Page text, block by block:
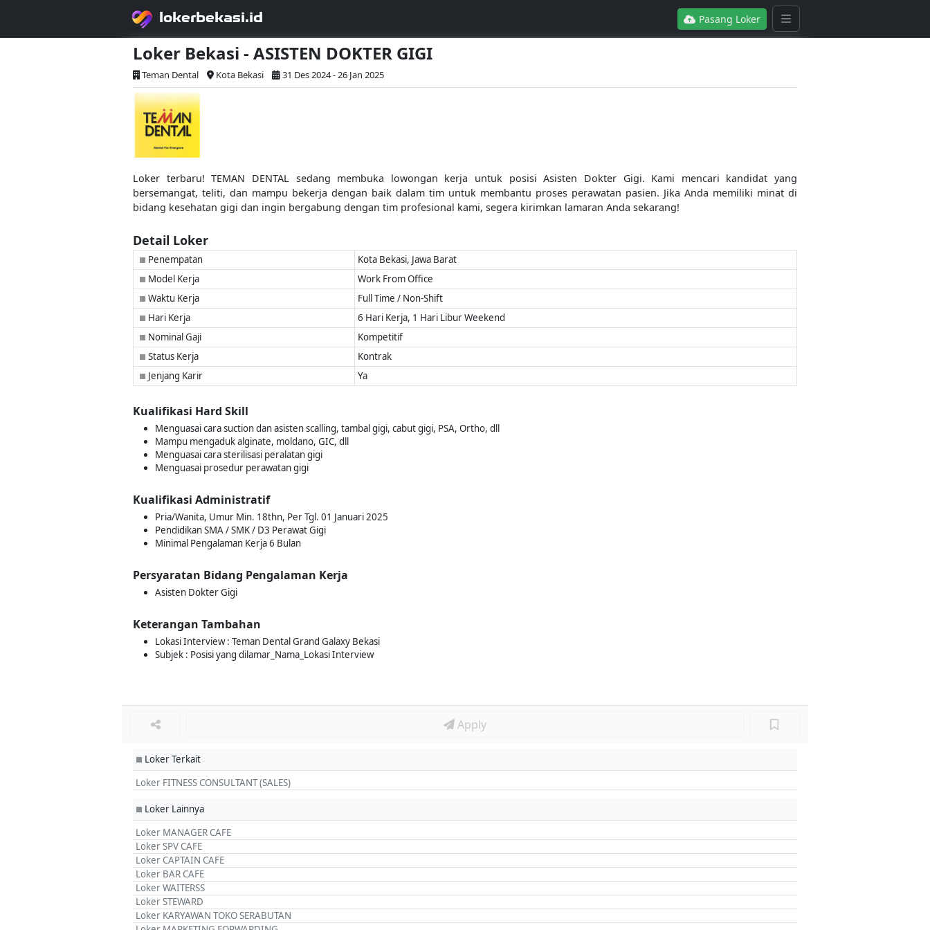
lokerbekasi.id Pasang Loker
Loker Bekasi - ASISTEN DOKTER GIGI
Teman Dental Kota Bekasi 31 Des 2024 - 26 Jan 2025
Loker terbaru! TEMAN DENTAL sedang membuka lowongan kerja untuk posisi Asisten Dokter Gigi. Kami mencari kandidat yang
bersemangat, teliti, dan mampu bekerja dengan baik dalam tim untuk membantu proses perawatan pasien. Jika Anda memiliki minat di
bidang kesehatan gigi dan ingin bergabung dengan tim profesional kami, segera kirimkan lamaran Anda sekarang!
Detail Loker
■ Penempatan Kota Bekasi, Jawa Barat
■ Model Kerja Work From Office
■ Waktu Kerja Full Time / Non-Shift
■ Hari Kerja 6 Hari Kerja, 1 Hari Libur Weekend
■ Nominal Gaji Kompetitif
■ Status Kerja Kontrak
■ Jenjang Karir Ya
Kualifikasi Hard Skill
Menguasai cara suction dan asisten scalling, tambal gigi, cabut gigi, PSA, Ortho, dll
Mampu mengaduk alginate, moldano, GIC, dll
Menguasai cara sterilisasi peralatan gigi
Menguasai prosedur perawatan gigi
Kualifikasi Administratif
Pria/Wanita, Umur Min. 18thn, Per Tgl. 01 Januari 2025
Pendidikan SMA / SMK / D3 Perawat Gigi
Minimal Pengalaman Kerja 6 Bulan
Persyaratan Bidang Pengalaman Kerja
Asisten Dokter Gigi
Keterangan Tambahan
Lokasi Interview : Teman Dental Grand Galaxy Bekasi
Subjek : Posisi yang dilamar_Nama_Lokasi Interview
Apply
■ Loker Terkait
Loker FITNESS CONSULTANT (SALES)
■ Loker Lainnya
Loker MANAGER CAFE
Loker SPV CAFE
Loker CAPTAIN CAFE
Loker BAR CAFE
Loker WAITERSS
Loker STEWARD
Loker KARYAWAN TOKO SERABUTAN